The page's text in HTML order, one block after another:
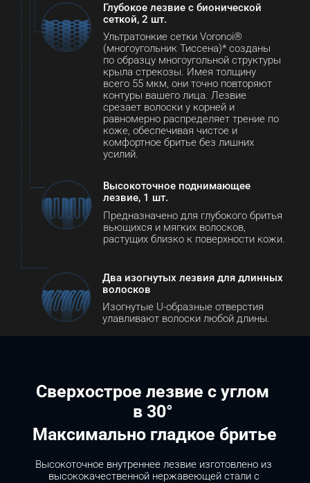
Глубокое лезвие с бионической
сеткой, 2 шт.
Ультратонкие сетки Voronoi®
(многоугольник Тиссена)* созданы
по образцу многоугольной структуры
крыла стрекозы. Имея толщину
всего 55 мкм, они точно повторяют
контуры вашего лица. Лезвие
срезает волоски у корней и
равномерно распределяет трение по
коже, обеспечивая чистое и
комфортное бритье без лишних
усилий.
Высокоточное поднимающее
лезвие, 1 шт.
Предназначено для глубокого бритья
вьющихся и мягких волосков,
растущих близко к поверхности кожи.
Два изогнутых лезвия для длинных
волосков
Изогнутые U-образные отверстия
улавливают волоски любой длины.
Сверхострое лезвие с углом
в 30°
Максимально гладкое бритье
Высокоточное внутреннее лезвие изготовлено из
высококачественной нержавеющей стали с